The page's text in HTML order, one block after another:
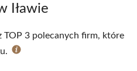
Iławie
TOP 3 polecanych firm, które